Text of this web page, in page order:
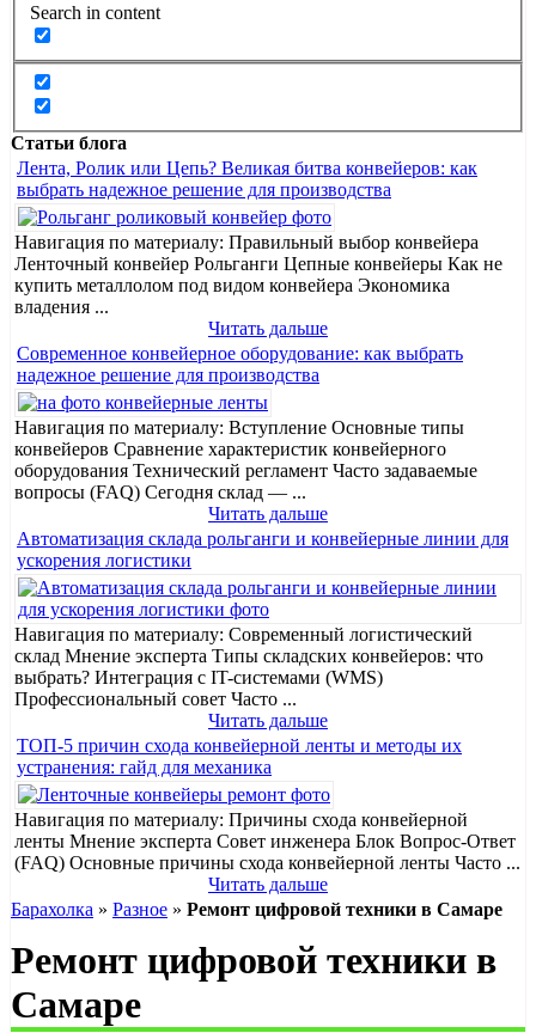
Search in content
Статьи блога
Лента, Ролик или Цепь? Великая битва конвейеров: как
выбрать надежное решение для производства
Навигация по материалу: Правильный выбор конвейера
Ленточный конвейер Рольганги Цепные конвейеры Как не
купить металлолом под видом конвейера Экономика
владения ...
Читать дальше
Современное конвейерное оборудование: как выбрать
надежное решение для производства
Навигация по материалу: Вступление Основные типы
конвейеров Сравнение характеристик конвейерного
оборудования Технический регламент Часто задаваемые
вопросы (FAQ) Сегодня склад — ...
Читать дальше
Автоматизация склада рольганги и конвейерные линии для
ускорения логистики
Навигация по материалу: Современный логистический
склад Мнение эксперта Типы складских конвейеров: что
выбрать? Интеграция с IT-системами (WMS)
Профессиональный совет Часто ...
Читать дальше
ТОП-5 причин схода конвейерной ленты и методы их
устранения: гайд для механика
Навигация по материалу: Причины схода конвейерной
ленты Мнение эксперта Совет инженера Блок Вопрос-Ответ
(FAQ) Основные причины схода конвейерной ленты Часто ...
Читать дальше
Барахолка » Разное » Ремонт цифровой техники в Самаре
Ремонт цифровой техники в
Самаре